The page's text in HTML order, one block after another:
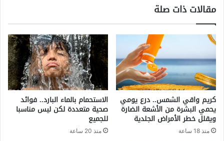
مقالات ذات صلة
كريم واقي الشمس.. درع يومي
يحمي البشرة من الأشعة الضارة
ويقلل خطر الأمراض الجلدية
منذ 18 ساعة
الاستحمام بالماء البارد.. فوائد
صحية متعددة لكن ليس مناسبا
للجميع
منذ 20 ساعة